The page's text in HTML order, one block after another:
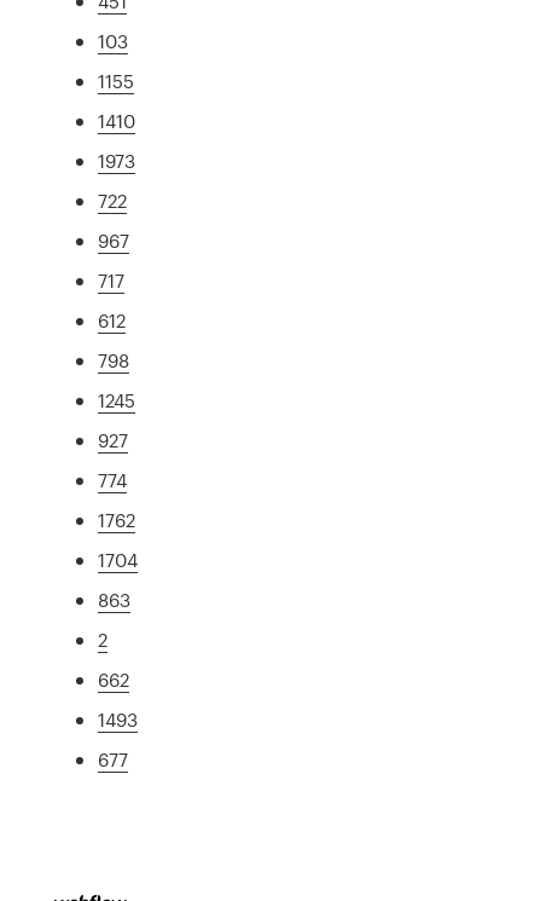
103
1155
1410
1973
722
967
717
612
798
1245
927
774
1762
1704
863
2
662
1493
677